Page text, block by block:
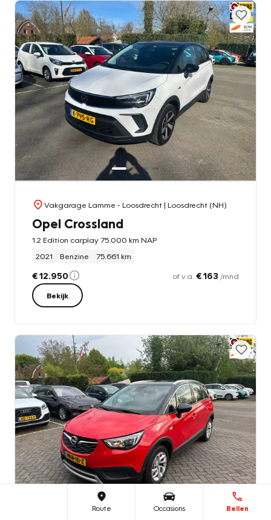
Vakgarage Lamme - Loosdrecht| Loosdrecht (NH)
Opel Crossland
1.2 Edition carplay 75.000 km NAP
2021
Benzine 75.661 km
€ 12.950 of v.a. € 163 /mnd
Bekijk
Route Occasions Bellen